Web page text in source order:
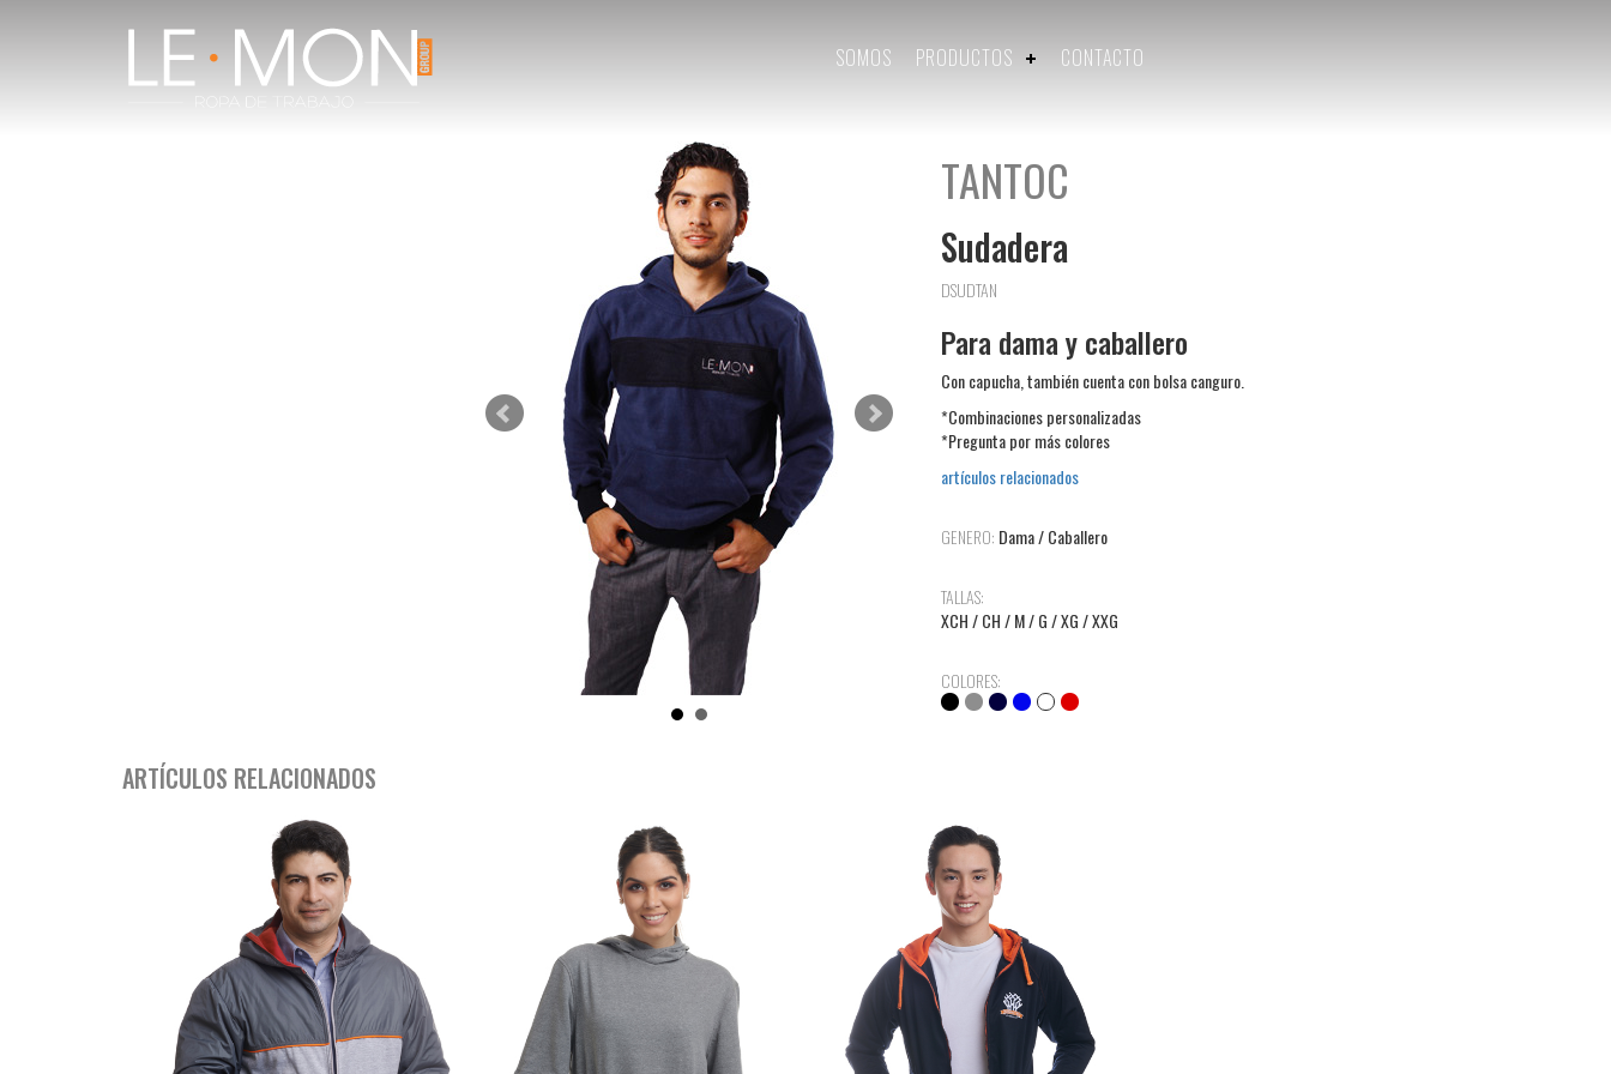
SOMOS PRODUCTOS CONTACTO
TANTOC
Sudadera
DSUDTAN
Para dama y caballero
Con capucha, también cuenta con bolsa canguro.
*Combinaciones personalizadas
*Pregunta por más colores
artículos relacionados
GENERO: Dama / Caballero
TALLAS:
XCH / CH / M / G / XG / XXG
COLORES:
ARTÍCULOS RELACIONADOS